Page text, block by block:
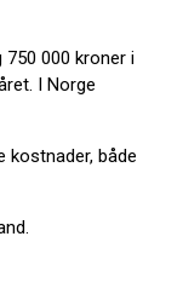
000 kroner i
I Norge
kostnader, både